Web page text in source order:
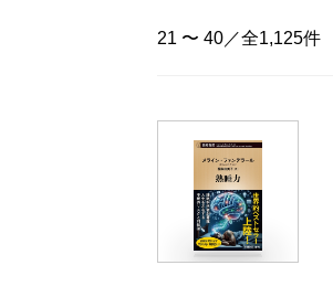
21 〜 40／全1,125件